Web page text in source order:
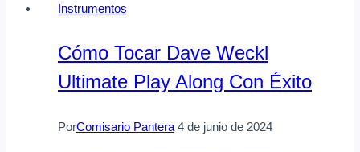
piano
solo
mi
de
Instrumentos
Cómo Tocar Dave Weckl
Ultimate Play Along Con Éxito
PorComisario Pantera 4 de junio de 2024